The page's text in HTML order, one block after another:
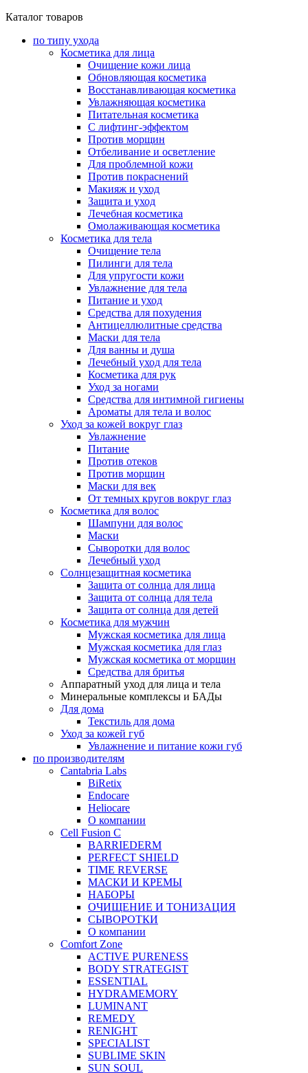
Каталог товаров
по типу ухода
Косметика для лица
Очищение кожи лица
Обновляющая косметика
Восстанавливающая косметика
Увлажняющая косметика
Питательная косметика
С лифтинг-эффектом
Против морщин
Отбеливание и осветление
Для проблемной кожи
Против покраснений
Макияж и уход
Защита и уход
Лечебная косметика
Омолаживающая косметика
Косметика для тела
Очищение тела
Пилинги для тела
Для упругости кожи
Увлажнение для тела
Питание и уход
Средства для похудения
Антицеллюлитные средства
Маски для тела
Для ванны и душа
Лечебный уход для тела
Косметика для рук
Уход за ногами
Средства для интимной гигиены
Ароматы для тела и волос
Уход за кожей вокруг глаз
Увлажнение
Питание
Против отеков
Против морщин
Маски для век
От темных кругов вокруг глаз
Косметика для волос
Шампуни для волос
Маски
Сыворотки для волос
Лечебный уход
Солнцезащитная косметика
Защита от солнца для лица
Защита от солнца для тела
Защита от солнца для детей
Косметика для мужчин
Мужская косметика для лица
Мужская косметика для глаз
Мужская косметика от морщин
Средства для бритья
Аппаратный уход для лица и тела
Минеральные комплексы и БАДы
Для дома
Текстиль для дома
Уход за кожей губ
Увлажнение и питание кожи губ
по производителям
Cantabria Labs
BiRetix
Endocare
Heliocare
О компании
Cell Fusion C
BARRIEDERM
PERFECT SHIELD
TIME REVERSE
МАСКИ И КРЕМЫ
НАБОРЫ
ОЧИЩЕНИЕ И ТОНИЗАЦИЯ
СЫВОРОТКИ
О компании
Comfort Zone
ACTIVE PURENESS
BODY STRATEGIST
ESSENTIAL
HYDRAMEMORY
LUMINANT
REMEDY
RENIGHT
SPECIALIST
SUBLIME SKIN
SUN SOUL